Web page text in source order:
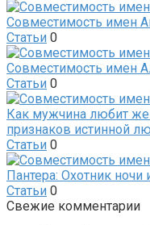
Совместимость имен
Статьи 0
Совместимость имен
Статьи 0
Как мужчина любит
признаков истинной
Статьи 0
Пантера: Охотник
Статьи 0
Свежие комментарии